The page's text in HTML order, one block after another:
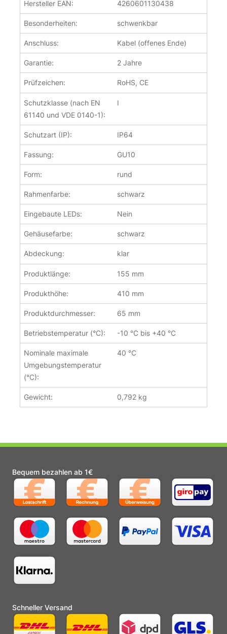
Hersteller EAN: 4260601130438
Besonderheiten: schwenkbar
Anschluss: Kabel (offenes Ende)
Garantie: 2 Jahre
Prüfzeichen: RoHS, CE
Schutzklasse (nach EN
61140 und VDE 0140-1):
I
Schutzart (IP): IP64
Fassung: GU10
Form: rund
Rahmenfarbe: schwarz
Eingebaute LEDs: Nein
Gehäusefarbe: schwarz
Abdeckung: klar
Produktlänge: 155 mm
Produkthöhe: 410 mm
Produktdurchmesser: 65 mm
Betriebstemperatur (°C): -10 °C bis +40 °C
Nominale maximale
Umgebungstemperatur
(°C):
40 °C
Gewicht: 0,792 kg
Bequem bezahlen ab 1€
Schneller Versand